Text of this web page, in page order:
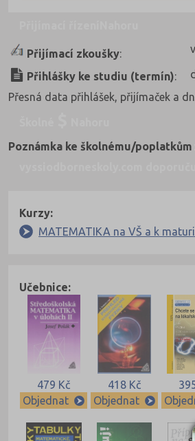
Přijímací zkoušky:
Přihlášky ke studiu (termín):
Přesná data přihlášek, přijímaček a
Poznámka ke školnému/
Kurzy:
MATEMATIKA na VŠ a k
Učebnice:
479 Kč
Objednat
418 Kč
Objednat